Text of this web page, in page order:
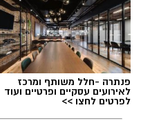
פנתרה -חלל משותף ומרכז
לאירועים עסקיים ופרטיים ועוד
לפרטים לחצו >>